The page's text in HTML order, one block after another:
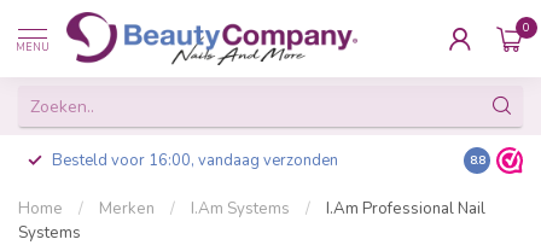
MENU
0
Besteld voor 16:00, vandaag verzonden 8.8
Home / Merken / I.Am Systems /
I.Am Professional Nail
Systems